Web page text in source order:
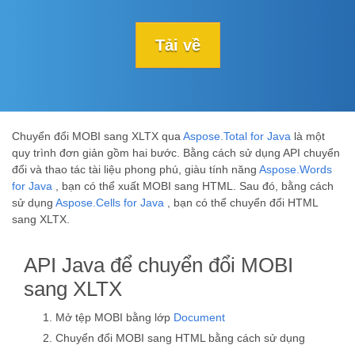
Tải về
Chuyển đổi MOBI sang XLTX qua Aspose.Total for Java là một
quy trình đơn giản gồm hai bước. Bằng cách sử dụng API chuyển
đổi và thao tác tài liệu phong phú, giàu tính năng Aspose.Words
for Java , bạn có thể xuất MOBI sang HTML. Sau đó, bằng cách
sử dụng Aspose.Cells for Java , bạn có thể chuyển đổi HTML
sang XLTX.
API Java để chuyển đổi MOBI
sang XLTX
Mở tệp MOBI bằng lớp Document
Chuyển đổi MOBI sang HTML bằng cách sử dụng